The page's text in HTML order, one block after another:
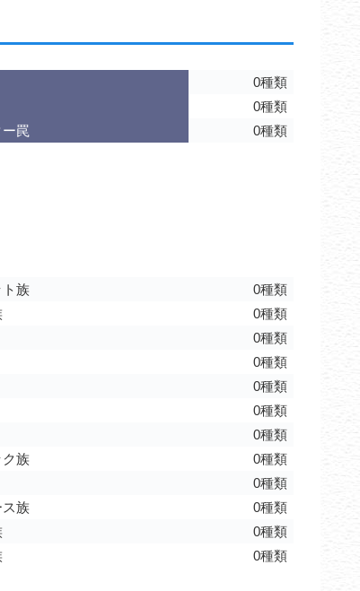
0種類
0種類
罠
0種類
族
0種類
0種類
0種類
0種類
0種類
0種類
0種類
族
0種類
0種類
族
0種類
0種類
0種類